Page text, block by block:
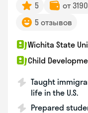
5 от
5 отзывов
Wichita State
Child
Taught
life in the U.S.
Prepared